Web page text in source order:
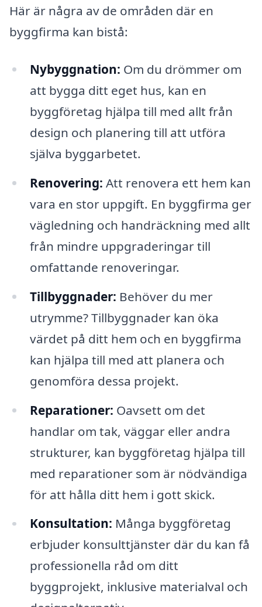
Här är några av de områden där en
byggfirma kan bistå:
Nybyggnation: Om du drömmer om
att bygga ditt eget hus, kan en
byggföretag hjälpa till med allt från
design och planering till att utföra
själva byggarbetet.
Renovering: Att renovera ett hem kan
vara en stor uppgift. En byggfirma ger
vägledning och handräckning med allt
från mindre uppgraderingar till
omfattande renoveringar.
Tillbyggnader: Behöver du mer
utrymme? Tillbyggnader kan öka
värdet på ditt hem och en byggfirma
kan hjälpa till med att planera och
genomföra dessa projekt.
Reparationer: Oavsett om det
handlar om tak, väggar eller andra
strukturer, kan byggföretag hjälpa till
med reparationer som är nödvändiga
för att hålla ditt hem i gott skick.
Konsultation: Många byggföretag
erbjuder konsulttjänster där du kan få
professionella råd om ditt
byggprojekt, inklusive materialval och